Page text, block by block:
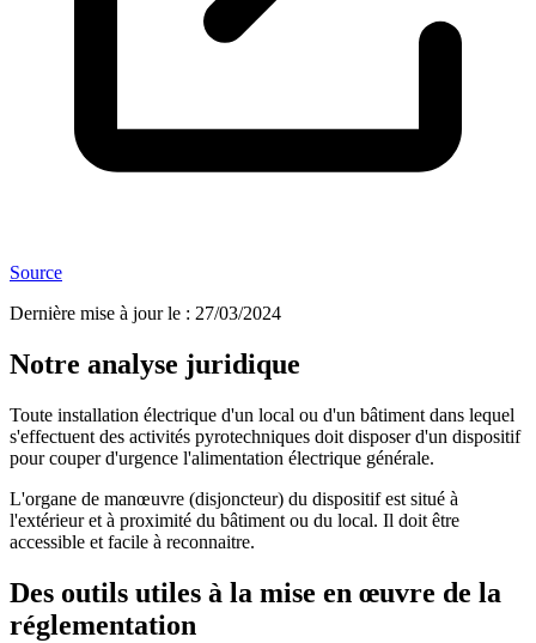
Source
Dernière mise à jour le : 27/03/2024
Notre analyse juridique
Toute installation électrique d'un local ou d'un bâtiment dans lequel
s'effectuent des activités pyrotechniques doit disposer d'un dispositif
pour couper d'urgence l'alimentation électrique générale.
L'organe de manœuvre (disjoncteur) du dispositif est situé à
l'extérieur et à proximité du bâtiment ou du local. Il doit être
accessible et facile à reconnaitre.
Des outils utiles à la mise en œuvre de la
réglementation